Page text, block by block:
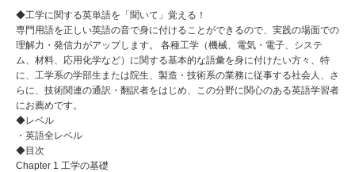
◆工学に関する英単語を「聞いて」覚える！
専門用語を正しい英語の音で身に付けることができるので、実践の場面での
理解力・発信力がアップします。 各種工学（機械、電気・電子、システ
ム、材料、応用化学など）に関する基本的な語彙を身に付けたい方々、特
に、工学系の学部生または院生、製造・技術系の業務に従事する社会人、さ
らに、技術関連の通訳・翻訳者をはじめ、この分野に関心のある英語学習者
にお薦めです。
◆レベル
・英語全レベル
◆目次
Chapter 1 工学の基礎